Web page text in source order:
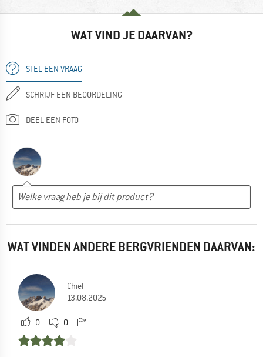
WAT VIND JE DAARVAN?
STEL EEN VRAAG
SCHRIJF EEN BEOORDELING
DEEL EEN FOTO
WAT VINDEN ANDERE BERGVRIENDEN DAARVAN:
Chiel
13.08.2025
0 0